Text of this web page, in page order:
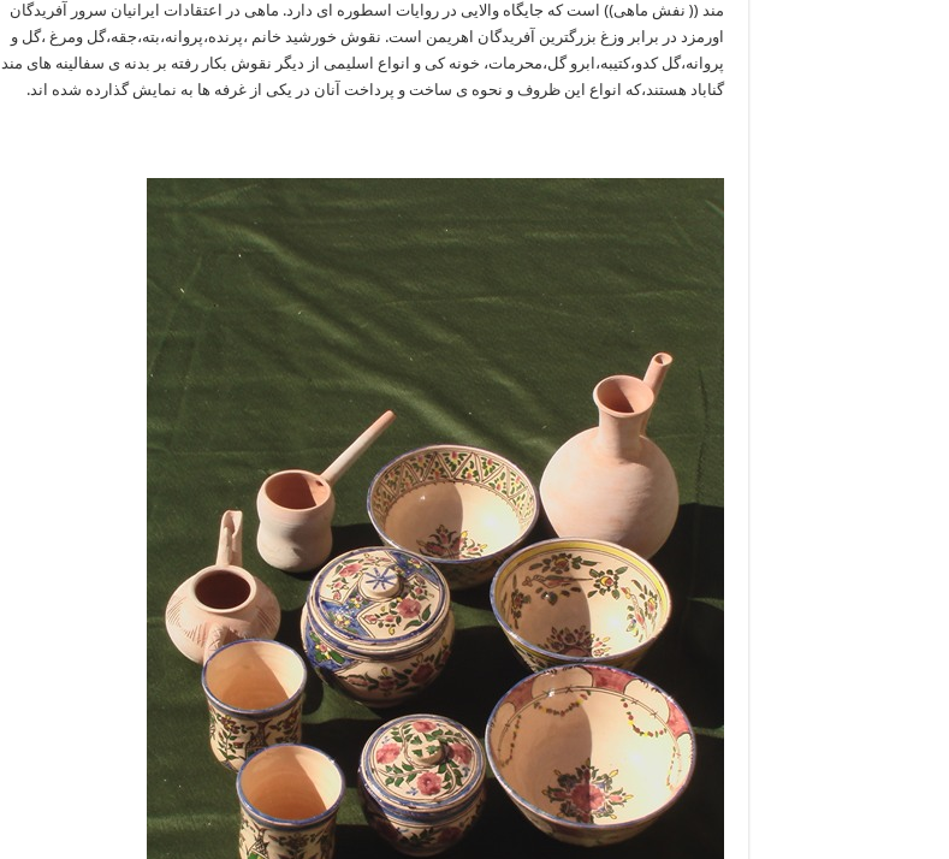
مند (( نفش ماهی)) است که جایگاه والایی در روایات اسطوره ای دارد. ماهی در اعتقادات ایرانیان سرور آفریدگان
اورمزد در برابر وزغ بزرگترین آفریدگان اهریمن است. نقوش خورشید خانم ،پرنده،پروانه،بته،جقه،گل ومرغ ،گل و
پروانه،گل کدو،کتیبه،ابرو گل،محرمات، خونه کی و انواع اسلیمی از دیگر نقوش بکار رفته بر بدنه ی سفالینه های مند
گناباد هستند،که انواع این ظروف و نحوه ی ساخت و پرداخت آنان در یکی از غرفه ها به نمایش گذارده شده اند.